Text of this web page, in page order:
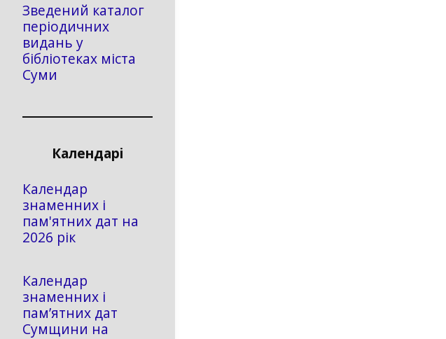
Зведений каталог
періодичних
видань у
бібліотеках міста
Суми
Календарі
Календар
знаменних і
пам'ятних дат на
2026 рік
Календар
знаменних і
пам’ятних дат
Сумщини на